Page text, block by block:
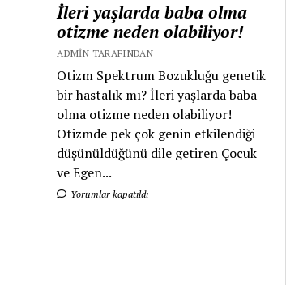
İleri yaşlarda baba olma
otizme neden olabiliyor!
ADMIN TARAFINDAN
Otizm Spektrum Bozukluğu genetik
bir hastalık mı? İleri yaşlarda baba
olma otizme neden olabiliyor!
Otizmde pek çok genin etkilendiği
düşünüldüğünü dile getiren Çocuk
ve Egen...
Yorumlar kapatıldı